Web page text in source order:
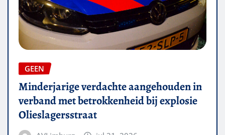
GEEN
Minderjarige verdachte aangehouden in
verband met betrokkenheid bij explosie
Olieslagersstraat